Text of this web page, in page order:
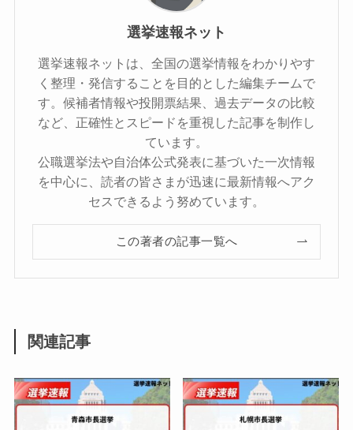
選挙速報ネット
選挙速報ネットは、全国の選挙情報をわかりやす
く整理・発信することを目的とした編集チームで
す。候補者情報や投開票結果、過去データの比較
など、正確性とスピードを重視した記事を制作し
ています。
公職選挙法や自治体公式発表に基づいた一次情報
を中心に、読者の皆さまが迅速に最新情報へアク
セスできるよう努めています。
この著者の記事一覧へ
関連記事